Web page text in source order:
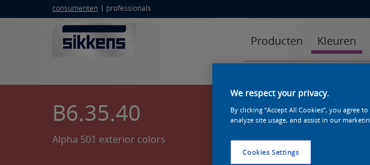
consumenten professionals
Producten Kleuren
B6.35.40
Alpha 501 exterior colors
We respect your privacy.
By clicking “Accept All Cookies”, you agree
analyze site usage, and assist in our
Cookies Settings